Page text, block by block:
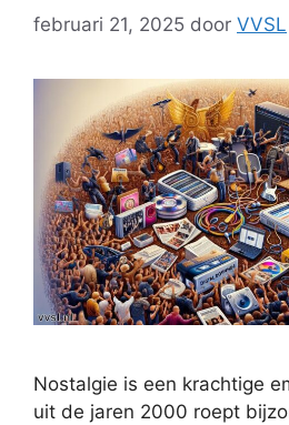
februari 21, 2025 door VVSL
Nostalgie is een krachtige
uit de jaren 2000 roept